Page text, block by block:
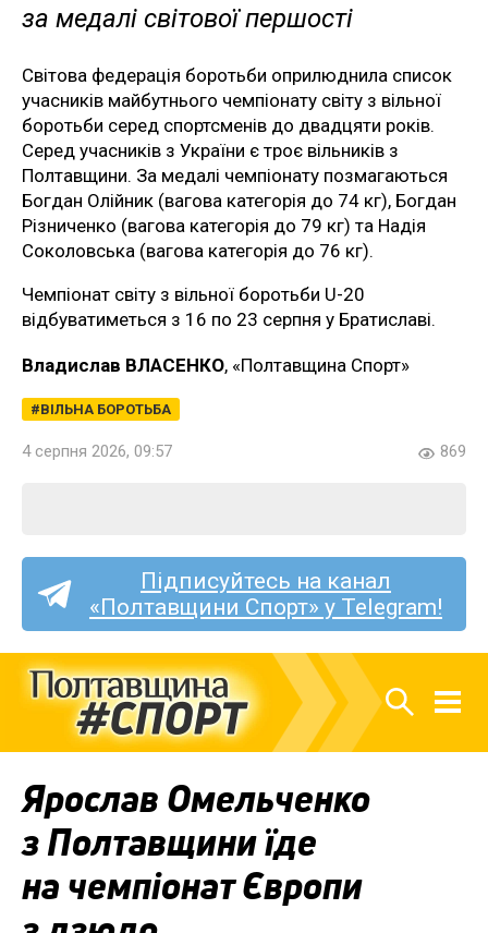
за медалі світової першості
Світова федерація боротьби оприлюднила список
учасників майбутнього чемпіонату світу з вільної
боротьби серед спортсменів до двадцяти років.
Серед учасників з України є троє вільників з
Полтавщини. За медалі чемпіонату позмагаються
Богдан Олійник (вагова категорія до 74 кг), Богдан
Різниченко (вагова категорія до 79 кг) та Надія
Соколовська (вагова категорія до 76 кг).
Чемпіонат світу з вільної боротьби U-20
відбуватиметься з 16 по 23 серпня у Братиславі.
Владислав ВЛАСЕНКО, «Полтавщина Спорт»
ВІЛЬНА БОРОТЬБА
4 серпня 2026, 09:57 869
Підписуйтесь на канал
«Полтавщини Спорт» у Telegram!
Ярослав Омельченко
з Полтавщини їде
на чемпіонат Європи